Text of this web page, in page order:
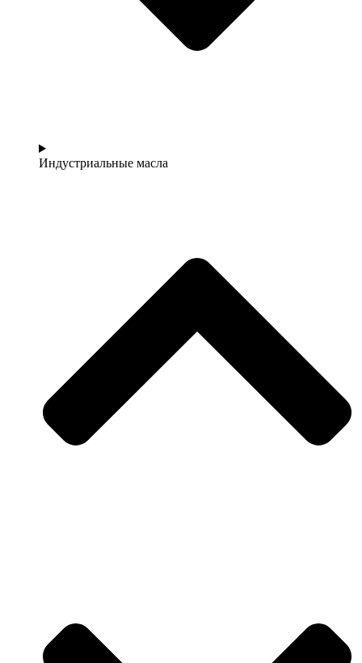
Индустриальные масла